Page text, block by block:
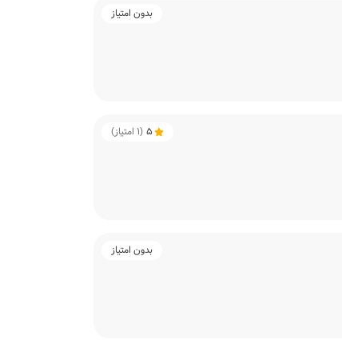
بدون امتیاز
5
(
1 امتیاز)
بدون امتیاز